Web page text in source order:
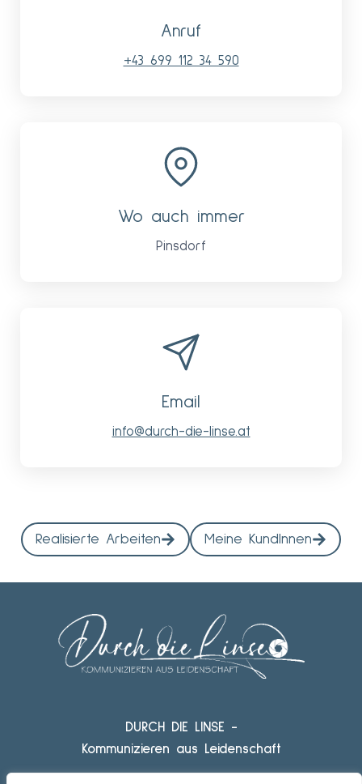
Anruf
+43 699 112 34 590
Wo auch immer
Pinsdorf
Email
info@durch-die-linse.at
Realisierte Arbeiten Meine KundInnen
DURCH DIE LINSE -
Kommunizieren aus Leidenschaft